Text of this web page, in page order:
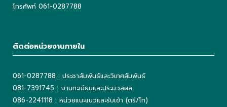
โทรศัพท์ 061-0287788
ติดต่อหน่วยงานภายใน
061-0287788 : ประชาสัมพันธ์และวิเทศสัมพันธ์
081-7391745 : งานทะเบียนและประมวลผล
086-2241118 : หน่วยแนะแนวและรับเข้า (ตรี/โท)